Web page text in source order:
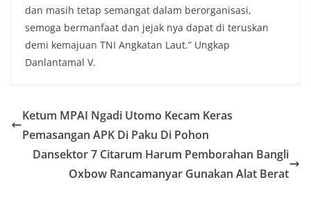
dan masih tetap semangat dalam berorganisasi,
semoga bermanfaat dan jejak nya dapat di teruskan
demi kemajuan TNI Angkatan Laut.” Ungkap
Danlantamal V.
Ketum MPAI Ngadi Utomo Kecam Keras
Pemasangan APK Di Paku Di Pohon
Dansektor 7 Citarum Harum Pemborahan Bangli
Oxbow Rancamanyar Gunakan Alat Berat